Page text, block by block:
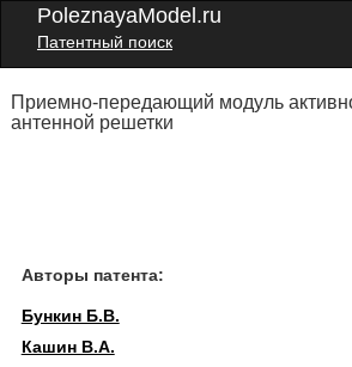
PoleznayaModel.ru
Патентный поиск
Приемно-передающий модуль
антенной решетки
Авторы патента:
Бункин Б.В.
Кашин В.А.